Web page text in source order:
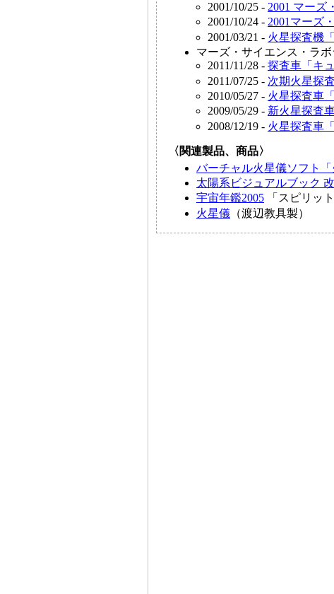
2001/10/25 - 2001 マーズ
2001/10/24 - 2001マーズ
2001/03/21 - 火星探査機
マーズ・サイエンス・ラボ
2011/11/28 - 探査車「キ
2011/07/25 - 次期火星探
2010/05/27 - 火星探査車
2009/05/29 - 新火星探査
2008/12/19 - 火星探査車
〈関連製品、商品〉
バーチャル火星儀ソフト「
太陽系ビジュアルブック
宇宙年鑑2005 「スピリッ
火星儀 （渡辺教具製）